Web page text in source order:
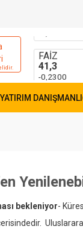
FAİZ
41,3
-0,2300
bekleniyor-